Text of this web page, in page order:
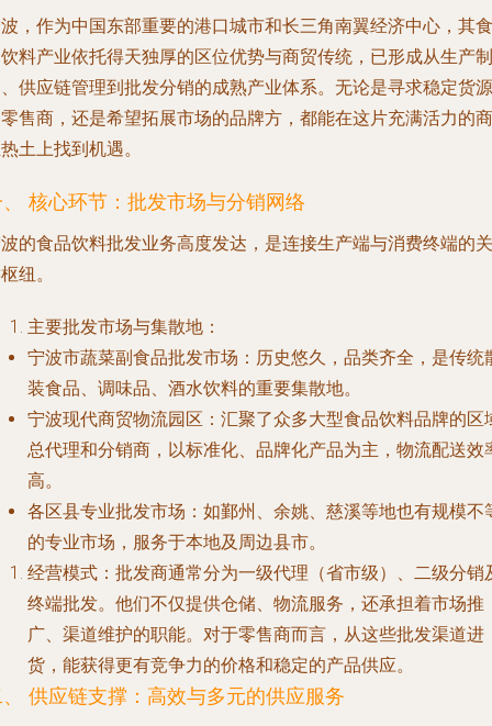
，作为中国东部重要的港口城市和长三角南翼经济中心，其食
料产业依托得天独厚的区位优势与商贸传统，已形成从生产制
供应链管理到批发分销的成熟产业体系。无论是寻求稳定货源
售商，还是希望拓展市场的品牌方，都能在这片充满活力的商
土上找到机遇。
核心环节：批发市场与分销网络
的食品饮料批发业务高度发达，是连接生产端与消费终端的关
纽。
主要批发市场与集散地 ：
宁波市蔬菜副食品批发市场 ：历史悠久，品类齐全，是传统
装食品、调味品、酒水饮料的重要集散地。
宁波现代商贸物流园区 ：汇聚了众多大型食品饮料品牌的区
总代理和分销商，以标准化、品牌化产品为主，物流配送效
高。
各区县专业批发市场 ：如鄞州、余姚、慈溪等地也有规模不
的专业市场，服务于本地及周边县市。
经营模式 ：批发商通常分为一级代理（省市级）、二级分销
终端批发。他们不仅提供仓储、物流服务，还承担着市场推
广、渠道维护的职能。对于零售商而言，从这些批发渠道进
货，能获得更有竞争力的价格和稳定的产品供应。
供应链支撑：高效与多元的供应服务